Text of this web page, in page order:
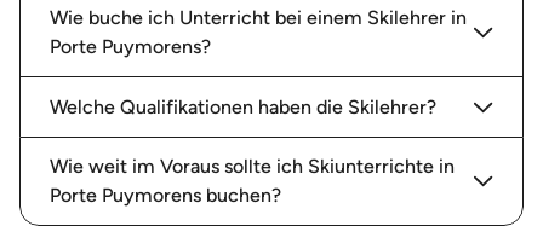
Wie buche ich Unterricht bei einem Skilehrer in
Porte Puymorens?
Welche Qualifikationen haben die Skilehrer?
Wie weit im Voraus sollte ich Skiunterrichte in
Porte Puymorens buchen?